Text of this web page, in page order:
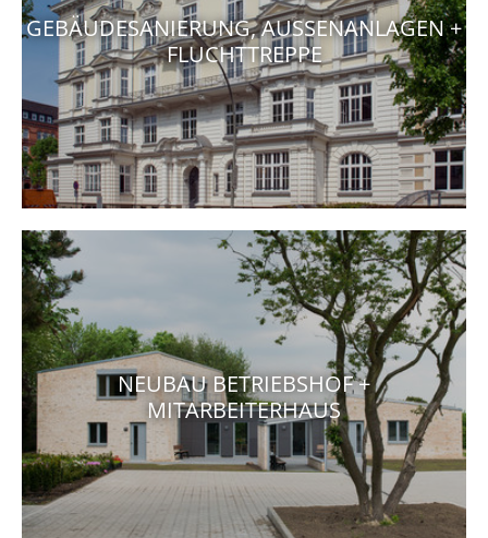
GEBÄUDESANIERUNG, AUSSENANLAGEN + F
LUCHTTREPPE
NEUBAU BETRIEBSHOF +
MITARBEITERHAUS